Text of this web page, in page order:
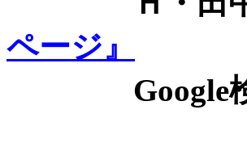
ページ』
Google